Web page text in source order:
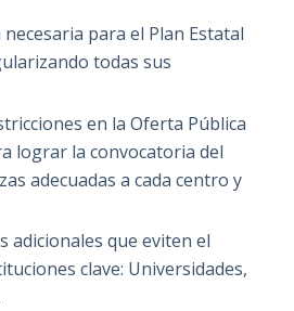
para el Plan Estatal
todas sus
en la Oferta Pública
lograr la convocatoria del
adecuadas a cada centro y
adicionales que eviten el
clave: Universidades,